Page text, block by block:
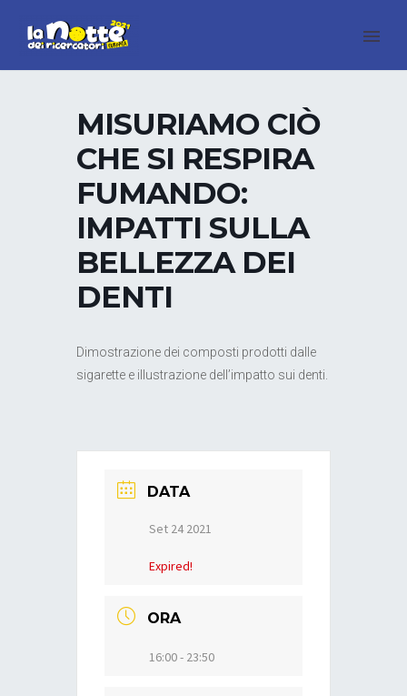
MISURIAMO CIÒ
CHE SI RESPIRA
FUMANDO:
IMPATTI SULLA
BELLEZZA DEI
DENTI
Dimostrazione dei composti prodotti dalle
sigarette e illustrazione dell’impatto sui denti.
DATA
Set 24 2021
Expired!
ORA
16:00 - 23:50